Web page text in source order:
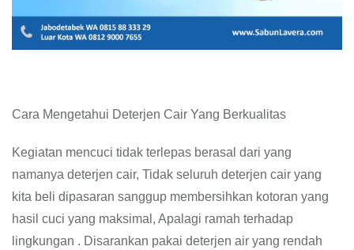
Cara Mengetahui Deterjen Cair Yang Berkualitas
Kegiatan mencuci tidak terlepas berasal dari yang
namanya deterjen cair, Tidak seluruh deterjen cair yang
kita beli dipasaran sanggup membersihkan kotoran yang
hasil cuci yang maksimal, Apalagi ramah terhadap
lingkungan . Disarankan pakai deterjen air yang rendah